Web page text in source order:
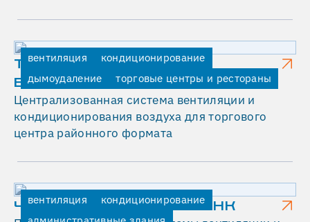
вентиляция
кондиционирование
дымоудаление
торговые центры и рестораны
ТОРГОВЫЙ ЦЕНТР "W
БИРЮЛЕВСКАЯ"
Централизованная система вентиляции и
кондиционирования воздуха для торгового
центра районного формата
вентиляция
кондиционирование
ЧАЙНА КОНСТРАКШН БАНК